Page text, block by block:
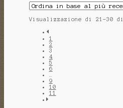
Visualizzazione di 21-30
1
2
3
4
5
6
9
10
11